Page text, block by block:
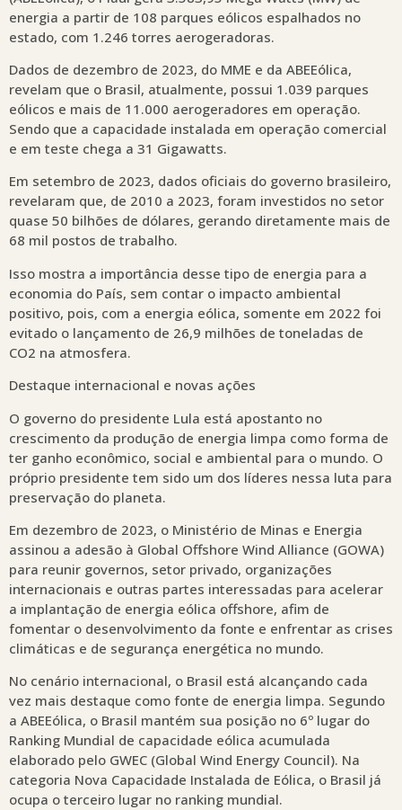
energia a partir de 108 parques eólicos espalhados no
estado, com 1.246 torres aerogeradoras.
Dados de dezembro de 2023, do MME e da ABEEólica,
revelam que o Brasil, atualmente, possui 1.039 parques
eólicos e mais de 11.000 aerogeradores em operação.
Sendo que a capacidade instalada em operação comercial
e em teste chega a 31 Gigawatts.
Em setembro de 2023, dados oficiais do governo brasileiro,
revelaram que, de 2010 a 2023, foram investidos no setor
quase 50 bilhões de dólares, gerando diretamente mais de
68 mil postos de trabalho.
Isso mostra a importância desse tipo de energia para a
economia do País, sem contar o impacto ambiental
positivo, pois, com a energia eólica, somente em 2022 foi
evitado o lançamento de 26,9 milhões de toneladas de
CO2 na atmosfera.
Destaque internacional e novas ações
O governo do presidente Lula está apostanto no
crescimento da produção de energia limpa como forma de
ter ganho econômico, social e ambiental para o mundo. O
próprio presidente tem sido um dos líderes nessa luta para
preservação do planeta.
Em dezembro de 2023, o Ministério de Minas e Energia
assinou a adesão à Global Offshore Wind Alliance (GOWA)
para reunir governos, setor privado, organizações
internacionais e outras partes interessadas para acelerar
a implantação de energia eólica offshore, afim de
fomentar o desenvolvimento da fonte e enfrentar as crises
climáticas e de segurança energética no mundo.
No cenário internacional, o Brasil está alcançando cada
vez mais destaque como fonte de energia limpa. Segundo
a ABEEólica, o Brasil mantém sua posição no 6º lugar do
Ranking Mundial de capacidade eólica acumulada
elaborado pelo GWEC (Global Wind Energy Council). Na
categoria Nova Capacidade Instalada de Eólica, o Brasil já
ocupa o terceiro lugar no ranking mundial.